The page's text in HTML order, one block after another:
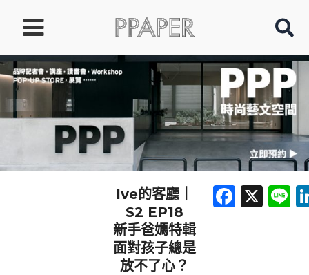
要
內
Ive的客廳｜
S2 EP18
新手爸媽特輯
面對孩子總是
放不了心？
X